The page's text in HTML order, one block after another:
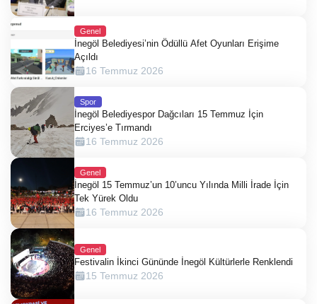
Genel
İnegöl Belediyesi’nin Ödüllü Afet Oyunları Erişime
Açıldı
16 Temmuz 2026
Spor
İnegöl Belediyespor Dağcıları 15 Temmuz İçin
Erciyes’e Tırmandı
16 Temmuz 2026
Genel
İnegöl 15 Temmuz’un 10’uncu Yılında Milli İrade İçin
Tek Yürek Oldu
16 Temmuz 2026
Genel
Festivalin İkinci Gününde İnegöl Kültürlerle Renklendi
15 Temmuz 2026